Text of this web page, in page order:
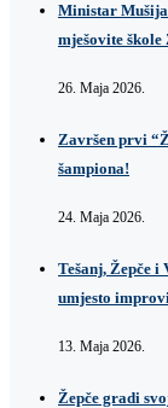
Ministar Mušija
mješovite škole
26. Maja 2026.
Završen prvi
šampiona!
24. Maja 2026.
Tešanj, Žepče
umjesto
13. Maja 2026.
Žepče gradi